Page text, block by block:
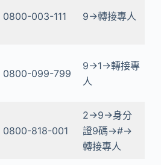
0800-003-111 9→轉接專人
0800-099-799
9→1→轉接專
人
0800-818-001
2→9→身分
證9碼→#→
轉接專人